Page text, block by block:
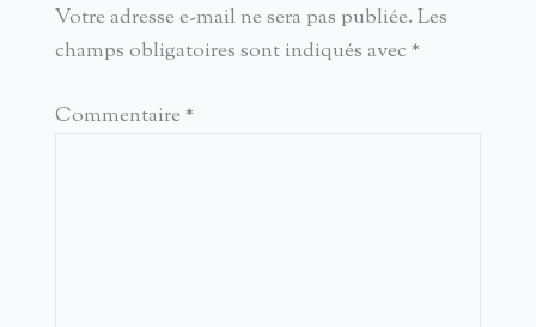
Votre adresse e-mail ne sera pas publiée. Les
champs obligatoires sont indiqués avec *
Commentaire *